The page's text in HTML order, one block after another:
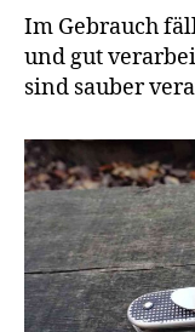
Im Gebrauch
und gut
sind sauber